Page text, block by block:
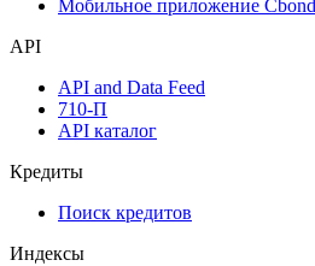
Надстройка Excel
Мобильное приложение Cbonds
API
API and Data Feed
API каталог
Кредиты